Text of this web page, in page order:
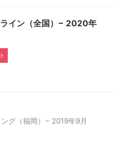
イン（全国）− 2020年
グ（福岡）− 2019年9月